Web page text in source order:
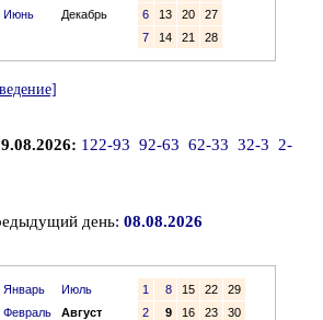
Июнь
Декабрь
6
13 20
27
7
14 21 28
122-93 92-63 62-33 32-3
2-
день: 08.08.2026
Январь
Июль
Февраль
Август
1 8 15 22
29
2
9 16 23
30